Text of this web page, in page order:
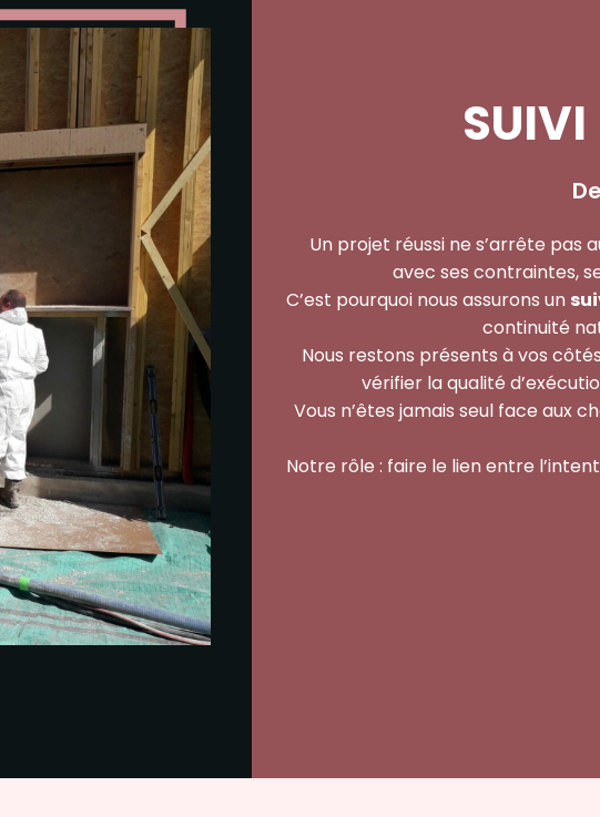
Un projet réussi ne s’arrête pas
avec ses contraintes,
C’est pourquoi nous assurons un
continuité
Nous restons présents à vos
vérifier la qualité
Vous n’êtes jamais seul face aux
Notre rôle : faire le lien entre